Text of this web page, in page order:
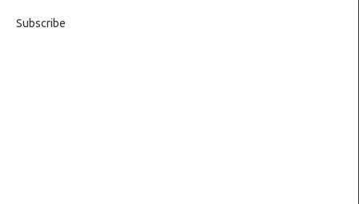
Subscribe